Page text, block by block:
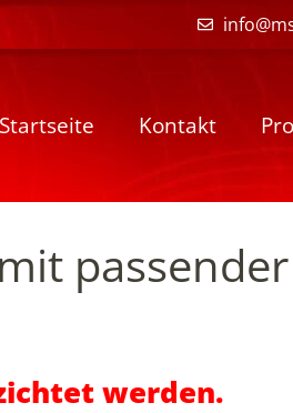
Startseite Kontakt
werden.